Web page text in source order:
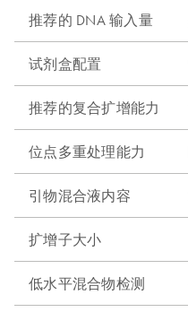
推荐的 DNA 输入量
试剂盒配置
推荐的复合扩增能力
位点多重处理能力
引物混合液内容
扩增子大小
低水平混合物检测